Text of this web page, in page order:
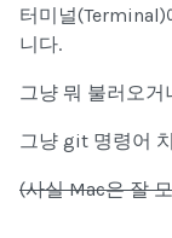
터미널
니다.
그냥 뭐 불러오거
그냥 git 명령어
(사실 Mac은 잘